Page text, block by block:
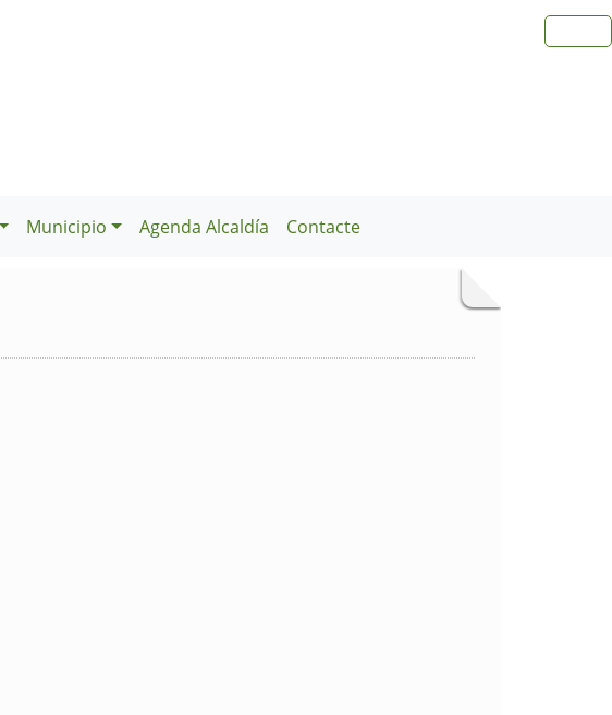
Municipio Agenda Alcaldía Contacte